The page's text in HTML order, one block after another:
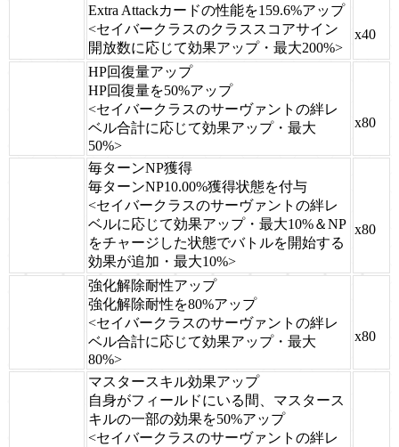
Extra Attackカードの性能を159.6%アップ
<セイバークラスのクラススコアサイン
開放数に応じて効果アップ・最大200%>
x40
HP回復量アップ
HP回復量を50%アップ
<セイバークラスのサーヴァントの絆レ
ベル合計に応じて効果アップ・最大
50%>
x80
毎ターンNP獲得
毎ターンNP10.00%獲得状態を付与
<セイバークラスのサーヴァントの絆レ
ベルに応じて効果アップ・最大10%＆NP
をチャージした状態でバトルを開始する
効果が追加・最大10%>
x80
強化解除耐性アップ
強化解除耐性を80%アップ
<セイバークラスのサーヴァントの絆レ
ベル合計に応じて効果アップ・最大
80%>
x80
マスタースキル効果アップ
自身がフィールドにいる間、マスタース
キルの一部の効果を50%アップ
<セイバークラスのサーヴァントの絆レ